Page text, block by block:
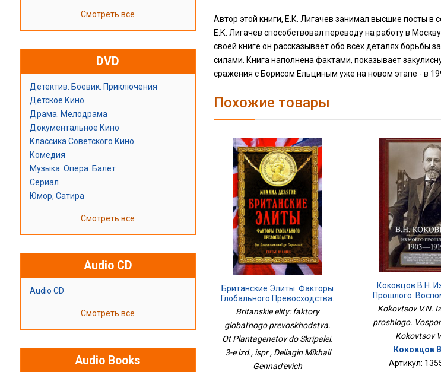
Смотреть все
DVD
Детектив. Боевик. Приключения
Детское Кино
Драма. Мелодрама
Документальное Кино
Классика Советского Кино
Комедия
Музыка. Опера. Балет
Сериал
Юмор, Сатира
Смотреть все
Audio CD
Audio CD
Смотреть все
Audio Books
Автор этой книги, Е.К. Лигачев занимал высшие посты
Е.К. Лигачев способствовал переводу на работу в
своей книге он рассказывает обо всех деталях
силами. Книга наполнена фактами, показывает
сражения с Борисом Ельциным уже на новом этапе - в
Похожие товары
Британские Элиты: Факторы
Глобального Превосходства.
От Плантагенетов До
Скрипалей. 3-Е Изд., Испр
Britanskie elity: faktory
global'nogo prevoskhodstva.
Ot Plantagenetov do Skripalei.
3-e izd., ispr , Deliagin Mikhail
Gennad'evich
Коковцов В.Н.
Прошлого.
Kokovtsov V.N.
proshlogo.
Kokovtsov
Коковцов
Артикул: